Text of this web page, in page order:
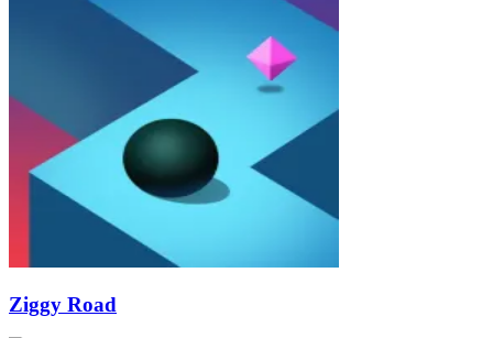
Ziggy Road